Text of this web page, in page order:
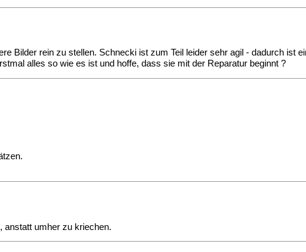
Bilder rein zu stellen. Schnecki ist zum Teil leider sehr agil - dadurch ist
alles so wie es ist und hoffe, dass sie mit der Reparatur beginnt ?
anstatt umher zu kriechen.